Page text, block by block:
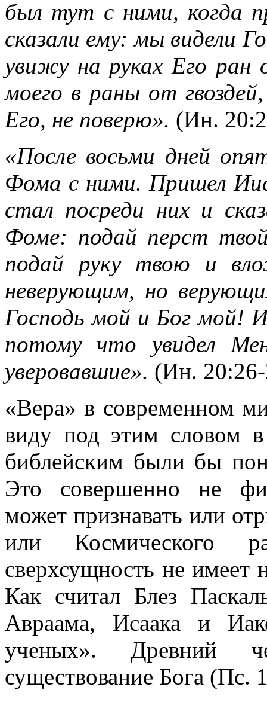
был тут с ними, когда
сказали ему: мы видели
увижу на руках Его ран
моего в раны от
Его, не поверю». (Ин.
«После восьми дней
Фома с ними. Пришел
стал посреди них и
Фоме: подай перст
подай руку твою и
неверующим, но
Господь мой и Бог мой!
потому что увидел
уверовавшие». (Ин.
«Вера» в современном
виду под этим словом
библейским были бы
Это совершенно не
может признавать или
или Космического
сверхсущность не
Как считал Блез
Авраама, Исаака и
ученых». Древний
существование Бога (Пс.